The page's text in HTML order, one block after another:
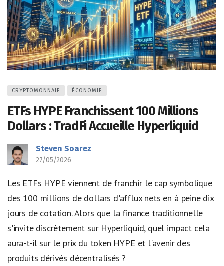
CRYPTOMONNAIE ÉCONOMIE
ETFs HYPE Franchissent 100 Millions
Dollars : TradFi Accueille Hyperliquid
Steven Soarez
27/05/2026
Les ETFs HYPE viennent de franchir le cap symbolique
des 100 millions de dollars d'afflux nets en à peine dix
jours de cotation. Alors que la finance traditionnelle
s'invite discrètement sur Hyperliquid, quel impact cela
aura-t-il sur le prix du token HYPE et l'avenir des
produits dérivés décentralisés ?